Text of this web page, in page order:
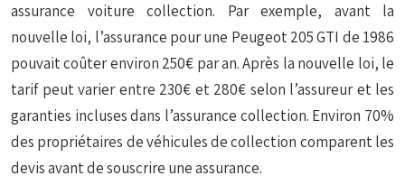
assurance voiture collection. Par exemple, avant la
nouvelle loi, l’assurance pour une Peugeot 205 GTI de 1986
pouvait coûter environ 250€ par an. Après la nouvelle loi, le
tarif peut varier entre 230€ et 280€ selon l’assureur et les
garanties incluses dans l’assurance collection. Environ 70%
des propriétaires de véhicules de collection comparent les
devis avant de souscrire une assurance.